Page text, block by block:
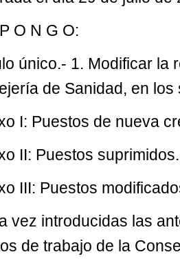
O N G O:
único.- 1. Modificar la
de Sanidad, en
I: Puestos de nueva
II: Puestos suprimidos.
III: Puestos
vez introducidas las
de trabajo de la